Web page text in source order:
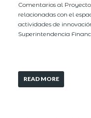
Comentarios al
relacionadas con el
actividades de
Superintendencia
READ MORE